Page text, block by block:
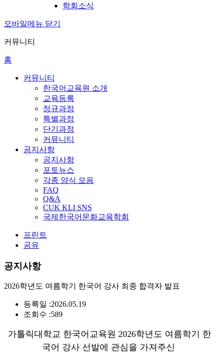
학회소식
모바일메뉴 닫기
커뮤니티
홈
커뮤니티
한국어교육원 소개
교육등록
정규과정
특별과정
단기과정
커뮤니티
공지사항
공지사항
포토뉴스
각종 양식 모음
FAQ
Q&A
CUK KLI SNS
국제한국어문화교육학회
프린트
공유
공지사항
2026학년도 여름학기 한국어 강사 최종 합격자 발표
등록일 :2026.05.19
조회수 :589
가톨릭대학교 한국어교육원 2026학년도 여름학기 한
국어 강사 선발에 관심을 가져주신